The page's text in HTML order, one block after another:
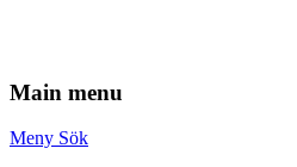
Main menu
Meny Sök